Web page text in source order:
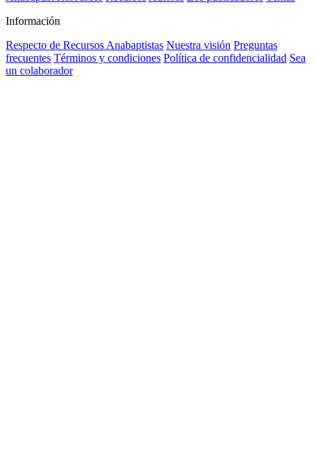
Información
Respecto de Recursos Anabaptistas Nuestra visión Preguntas
frecuentes Términos y condiciones Política de confidencialidad Sea
un colaborador